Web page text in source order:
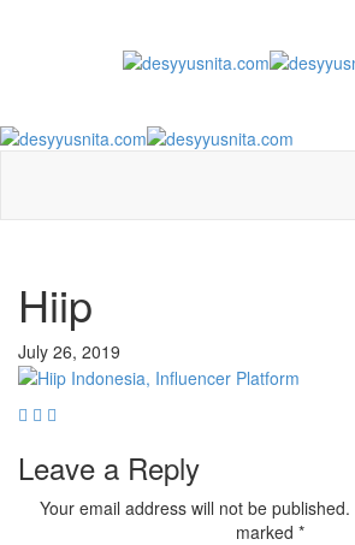
Hiip
July 26, 2019
Leave a Reply
Your email address will not be published.
marked *